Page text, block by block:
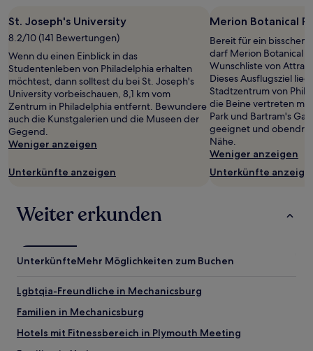
St. Joseph's University
8.2/10 (141 Bewertungen)
Wenn du einen Einblick in das
Studentenleben von Philadelphia erhalten
möchtest, dann solltest du bei St. Joseph's
University vorbeischauen, 8,1 km vom
Zentrum in Philadelphia entfernt. Bewundere
auch die Kunstgalerien und die Museen der
Gegend.
Weniger anzeigen
Unterkünfte anzeigen
Merion Botanical
Bereit für ein bisschen
darf Merion Botanical
Wunschliste von
Dieses Ausflugsziel
Stadtzentrum von
die Beine vertreten
Park und Bartram's
geeignet und
Nähe.
Weniger anzeigen
Unterkünfte
Weiter erkunden
UnterkünfteMehr Möglichkeiten zum Buchen
Lgbtqia-Freundliche in Mechanicsburg
Familien in Mechanicsburg
Hotels mit Fitnessbereich in Plymouth Meeting